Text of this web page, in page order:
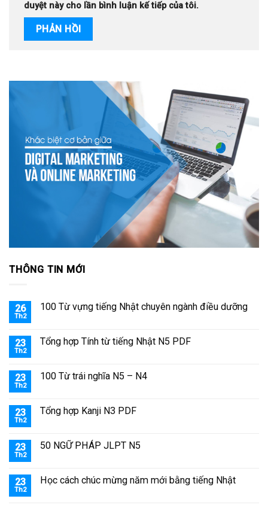
duyệt này cho lần bình luận kế tiếp của tôi.
THÔNG TIN MỚI
26
Th2
100 Từ vựng tiếng Nhật chuyên ngành điều dưỡng
23
Th2
Tổng hợp Tính từ tiếng Nhật N5 PDF
23
Th2
100 Từ trái nghĩa N5 – N4
23
Th2
Tổng hợp Kanji N3 PDF
23
Th2
50 NGỮ PHÁP JLPT N5
23
Th2
Học cách chúc mừng năm mới bằng tiếng Nhật